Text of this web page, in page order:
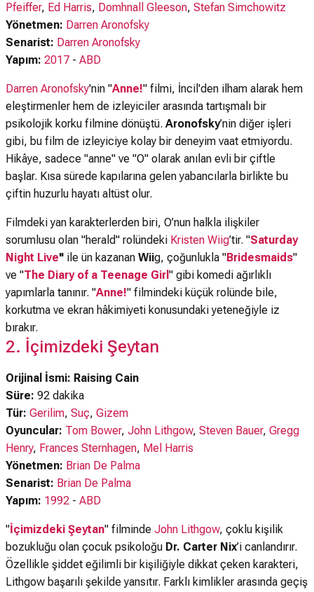
Pfeiffer, Ed Harris, Domhnall Gleeson, Stefan Simchowitz
Yönetmen: Darren Aronofsky
Senarist: Darren Aronofsky
Yapım: 2017 - ABD
Darren Aronofsky'nin "Anne!" filmi, İncil'den ilham alarak hem
eleştirmenler hem de izleyiciler arasında tartışmalı bir
psikolojik korku filmine dönüştü. Aronofsky’nin diğer işleri
gibi, bu film de izleyiciye kolay bir deneyim vaat etmiyordu.
Hikâye, sadece "anne" ve "O" olarak anılan evli bir çiftle
başlar. Kısa sürede kapılarına gelen yabancılarla birlikte bu
çiftin huzurlu hayatı altüst olur.
Filmdeki yan karakterlerden biri, O’nun halkla ilişkiler
sorumlusu olan "herald" rolündeki Kristen Wiig’tir. "Saturday
Night Live" ile ün kazanan Wiig, çoğunlukla "Bridesmaids"
ve "The Diary of a Teenage Girl " gibi komedi ağırlıklı
yapımlarla tanınır. "Anne!" filmindeki küçük rolünde bile,
korkutma ve ekran hâkimiyeti konusundaki yeteneğiyle iz
bırakır.
2. İçimizdeki Şeytan
Orijinal İsmi: Raising Cain
Süre: 92 dakika
Tür: Gerilim, Suç, Gizem
Oyuncular: Tom Bower, John Lithgow, Steven Bauer, Gregg
Henry, Frances Sternhagen, Mel Harris
Yönetmen: Brian De Palma
Senarist: Brian De Palma
Yapım: 1992 - ABD
"İçimizdeki Şeytan" filminde John Lithgow, çoklu kişilik
bozukluğu olan çocuk psikoloğu Dr. Carter Nix’i canlandırır.
Özellikle şiddet eğilimli bir kişiliğiyle dikkat çeken karakteri,
Lithgow başarılı şekilde yansıtır. Farklı kimlikler arasında geçiş